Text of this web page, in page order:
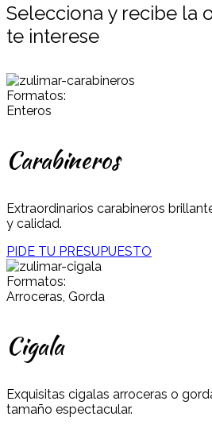
Selecciona y recibe la
te interese
Formatos:
Enteros
Carabineros
Extraordinarios carabineros
y calidad.
PIDE TU PRESUPUESTO
Formatos:
Arroceras, Gorda
Cigala
Exquisitas cigalas arroceras o
tamaño espectacular.